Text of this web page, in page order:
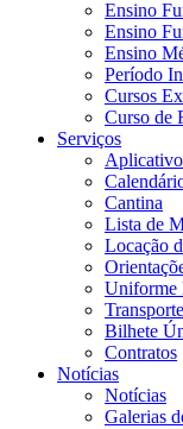
Ensino
Ensino
Ensino
Período
Cursos
Curso de
Serviços
Cantina
Lista de
Locação
Uniforme
Bilhete
Contratos
Notícias
Notícias
Galerias